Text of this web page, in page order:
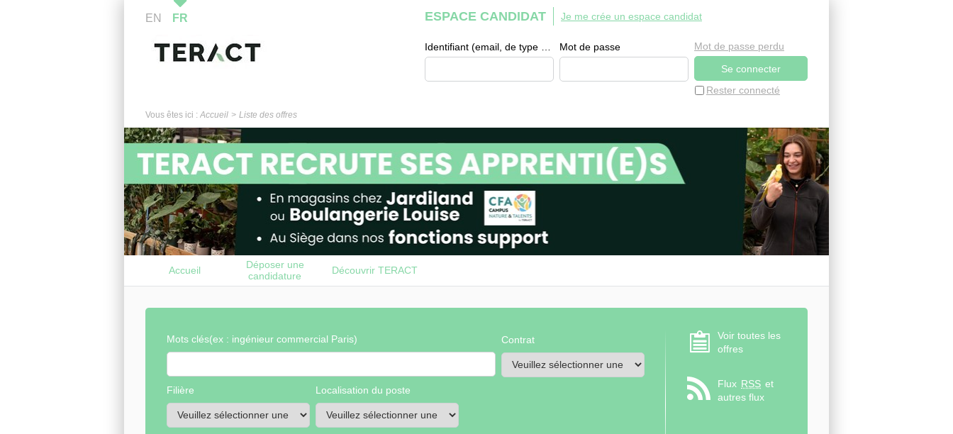
EN FR ESPACE CANDIDAT
Mot de passe
Rester connecté
Mot de passe perdu
Je me crée un espace candidat
Vous êtes ici : Accueil Liste des offres
Accueil
Déposer une
candidature
spontanée
Découvrir TERACT
Mots clés(ex : ingénieur commercial Paris) Contrat
Filière Localisation du poste
Voir toutes les
offres
Flux RSS et
autres flux